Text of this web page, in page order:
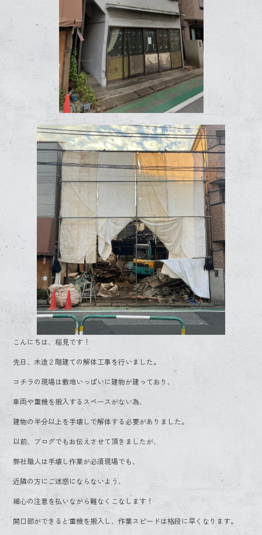
こんにちは、稲見です！
先日、木造２階建ての解体工事を行いました。
コチラの現場は敷地いっぱいに建物が建っており、
車両や重機を搬入するスペースがない為、
建物の半分以上を手壊しで解体する必要がありました。
以前、ブログでもお伝えさせて頂きましたが、
弊社職人は手壊し作業が必須現場でも、
近隣の方にご迷惑にならないよう、
細心の注意を払いながら難なくこなします！
開口部ができると重機を搬入し、作業スピードは格段に早くなります。